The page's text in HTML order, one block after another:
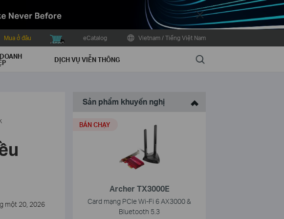
Close
Mua ở đâu
buy icon
eCatalog Vietnam / Tiếng Việt Nam
DỊCH VỤ VIỄN THÔNG Search
một 20, 2026
Sản phẩm khuyến nghị
Archer TX3000E
Card mạng PCIe Wi-Fi 6 AX3000 &
Bluetooth 5.3
BÁN CHẠY